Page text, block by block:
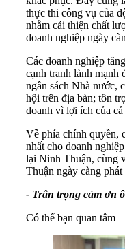
thực thi công vụ của
nhằm cải thiện chất
doanh nghiệp ngày
Các doanh nghiệp
cạnh tranh lành mạnh
ngân sách Nhà nước,
hội trên địa bàn; tôn
doanh vì lợi ích của
Về phía chính quyền,
nhất cho doanh
lại Ninh Thuận, cùng
Thuận ngày càng phát
- Trân trọng cảm ơn
Có thể bạn quan tâm